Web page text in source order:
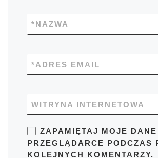
NAZWA
*
ADRES EMAIL
*
WITRYNA INTERNETOWA
ZAPAMIĘTAJ MOJE
PRZEGLĄDARCE PODCZAS
KOLEJNYCH KOMENTARZY.